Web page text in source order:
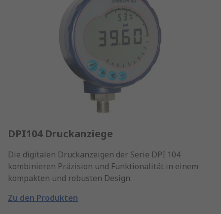
DPI104 Druckanziege
Die digitalen Druckanzeigen der Serie DPI 104
kombinieren Präzision und Funktionalität in einem
kompakten und robusten Design.
Zu den Produkten